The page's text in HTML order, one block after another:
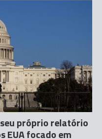
próprio relatório
EUA focado em